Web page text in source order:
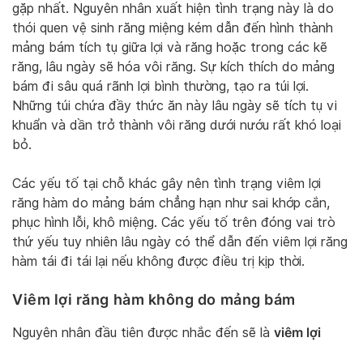
gặp nhất. Nguyên nhân xuất hiện tình trạng này là do
thói quen vệ sinh răng miệng kém dẫn đến hình thành
mảng bám tích tụ giữa lợi và răng hoặc trong các kẽ
răng, lâu ngày sẽ hóa vôi răng. Sự kích thích do mảng
bám đi sâu quá rãnh lợi bình thường, tạo ra túi lợi.
Những túi chứa đầy thức ăn này lâu ngày sẽ tích tụ vi
khuẩn và dần trở thành vôi răng dưới nướu rất khó loại
bỏ.
Các yếu tố tại chỗ khác gây nên tình trạng viêm lợi
răng hàm do mảng bám chẳng hạn như sai khớp cắn,
phục hình lỗi, khô miệng. Các yếu tố trên đóng vai trò
thứ yếu tuy nhiên lâu ngày có thể dẫn đến viêm lợi răng
hàm tái đi tái lại nếu không được điều trị kịp thời.
Viêm lợi răng hàm không do mảng bám
Nguyên nhân đầu tiên được nhắc đến sẽ là viêm lợi